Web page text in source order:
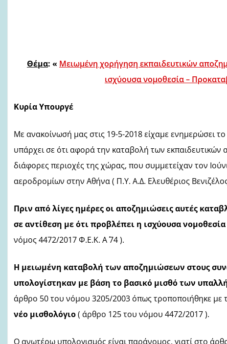
Θέμα: « Μειωμένη χορήγηση εκπαιδευτικών
ισχύουσα νομοθεσία –
Κυρία Υπουργέ
Με ανακοίνωσή μας στις 19-5-2018 είχαμε ενημερώσει
υπάρχει σε ότι αφορά την καταβολή των
διάφορες περιοχές της χώρας, που συμμετείχαν τον
αεροδρομίων στην Αθήνα ( Π.Υ. Α.Δ. Ελευθέριος
Πριν από λίγες ημέρες οι αποζημιώσεις αυτές
σε αντίθεση με ότι προβλέπει η ισχύουσα νομοθεσία
νόμος4472/2017 Φ.Ε.Κ. Α΄ 74 ).
Η μειωμένη καταβολή των αποζημιώσεων στους
υπολογίστηκαν με βάση το βασικό μισθό των
άρθρο 50 του νόμου 3205/2003 όπως τροποποιήθηκε με
νέο μισθολόγιο( άρθρο 125 του νόμου 4472/2017 ).
Ο ανωτέρω υπολογισμός είναι παράνομος, γιατί στο